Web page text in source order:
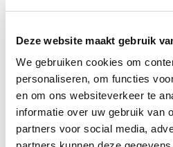
Deze website maakt gebruik
We gebruiken cookies om
personaliseren, om functies
en om ons websiteverkeer te
informatie over uw gebruik van
partners voor social media,